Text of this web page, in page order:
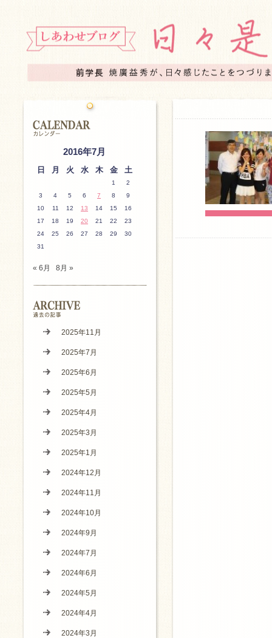
2016年7月
日 月 火 水 木 金 土
1
2
3
4 5 6 7 8
9
10
11 12 13 14 15
16
17
18 19 20 21 22
23
24
25 26 27 28 29
30
31
« 6月 8月 »
2025年11月
2025年7月
2025年6月
2025年5月
2025年4月
2025年3月
2025年1月
2024年12月
2024年11月
2024年10月
2024年9月
2024年7月
2024年6月
2024年5月
2024年4月
2024年3月